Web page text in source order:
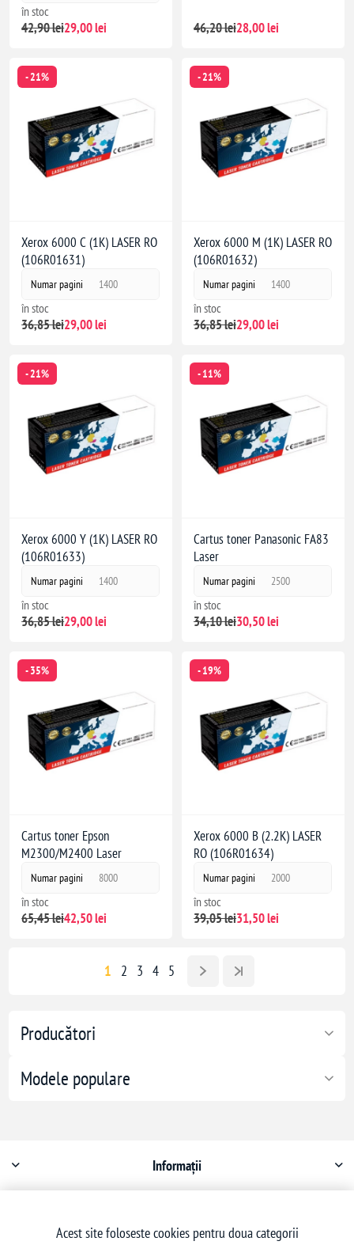
Producători
Modele populare
în stoc
42,90 lei29,00 lei 46,20 lei28,00 lei
- 21%
Xerox 6000 C (1K) LASER RO
(106R01631)
Numar pagini 1400
în stoc
36,85 lei29,00 lei
- 21%
Xerox 6000 M (1K) LASER RO
(106R01632)
Numar pagini 1400
în stoc
36,85 lei29,00 lei
- 21%
Xerox 6000 Y (1K) LASER RO
(106R01633)
Numar pagini 1400
în stoc
36,85 lei29,00 lei
- 11%
Cartus toner Panasonic FA83
Laser
Numar pagini 2500
în stoc
34,10 lei30,50 lei
- 35%
Cartus toner Epson
M2300/M2400 Laser
Numar pagini 8000
în stoc
65,45 lei42,50 lei
- 19%
Xerox 6000 B (2.2K) LASER
RO (106R01634)
Numar pagini 2000
în stoc
39,05 lei31,50 lei
1 2 3 4 5
Informații
Acest site foloseste cookies pentru doua categorii